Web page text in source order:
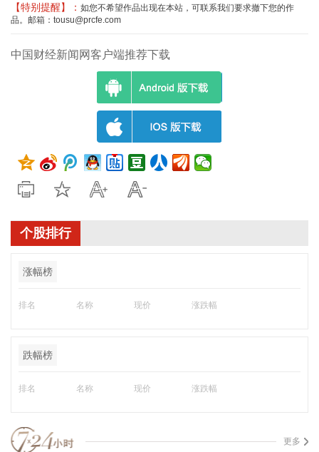
【特别提醒】： 如您不希望作品出现在本站，可联系我们要求撤下您的作
品。邮箱：tousu@prcfe.com
中国财经新闻网客户端推荐下载
个股排行
涨幅榜
排名 名称 现价 涨跌幅
跌幅榜
排名 名称 现价 涨跌幅
更多